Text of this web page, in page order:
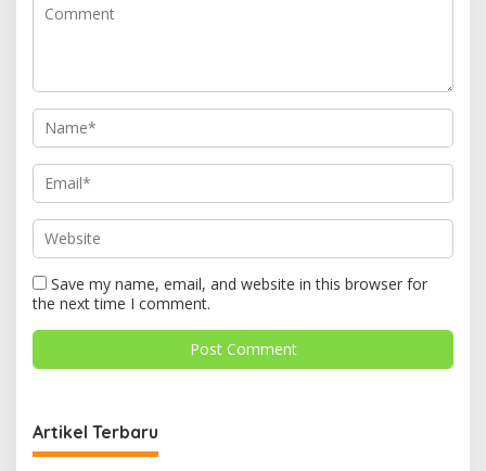
Save my name, email, and website in this browser for
the next time I comment.
Artikel Terbaru